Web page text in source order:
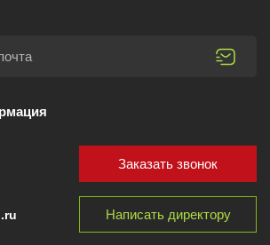
Заказать звонок
Написать директору